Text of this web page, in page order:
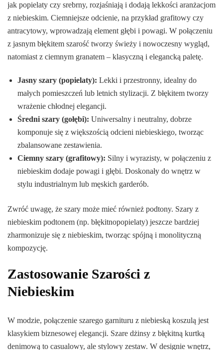
jak popielaty czy srebrny, rozjaśniają i dodają lekkości aranżacjom
z niebieskim. Ciemniejsze odcienie, na przykład grafitowy czy
antracytowy, wprowadzają element głębi i powagi. W połączeniu
z jasnym błękitem szarość tworzy świeży i nowoczesny wygląd,
natomiast z ciemnym granatem – klasyczną i elegancką paletę.
Jasny szary (popielaty): Lekki i przestronny, idealny do
małych pomieszczeń lub letnich stylizacji. Z błękitem tworzy
wrażenie chłodnej elegancji.
Średni szary (gołębi): Uniwersalny i neutralny, dobrze
komponuje się z większością odcieni niebieskiego, tworząc
zbalansowane zestawienia.
Ciemny szary (grafitowy): Silny i wyrazisty, w połączeniu z
niebieskim dodaje powagi i głębi. Doskonały do wnętrz w
stylu industrialnym lub męskich garderób.
Zwróć uwagę, że szary może mieć również podtony. Szary z
niebieskim podtonem (np. błękitnopopielaty) jeszcze bardziej
zharmonizuje się z niebieskim, tworząc spójną i monolityczną
kompozycję.
Zastosowanie Szarości z
Niebieskim
W modzie, połączenie szarego garnituru z niebieską koszulą jest
klasykiem biznesowej elegancji. Szare dżinsy z błękitną kurtką
denimową to casualowy, ale stylowy zestaw. W designie wnętrz,